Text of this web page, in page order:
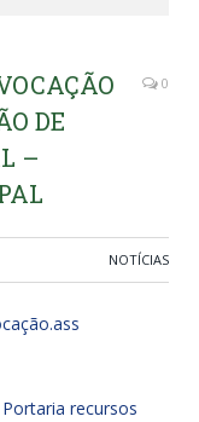
DE
–
0
NOTÍCIAS
recursos